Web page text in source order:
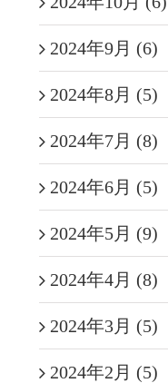
2024年9月 (6)
2024年8月 (5)
2024年7月 (8)
2024年6月 (5)
2024年5月 (9)
2024年4月 (8)
2024年3月 (5)
2024年2月 (5)